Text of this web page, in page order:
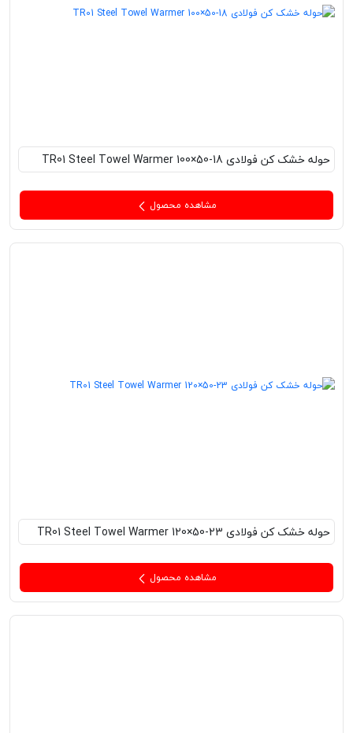
حوله خشک کن فولادی TR01 Steel Towel Warmer 100×50-18
مشاهده محصول
حوله خشک کن فولادی TR01 Steel Towel Warmer 120×50-23
مشاهده محصول